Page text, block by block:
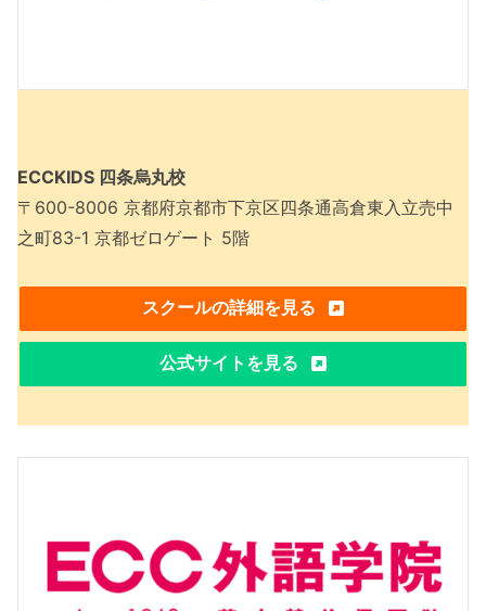
ECCKIDS 四条烏丸校
〒600-8006 京都府京都市下京区四条通高倉東入立売中
之町83-1 京都ゼロゲート 5階
スクールの詳細を見る
公式サイトを見る